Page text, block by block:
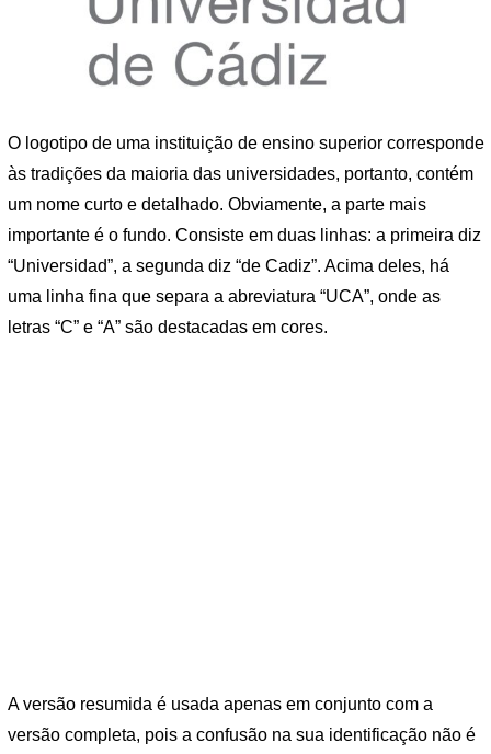
O logotipo de uma instituição de ensino superior corresponde
às tradições da maioria das universidades, portanto, contém
um nome curto e detalhado. Obviamente, a parte mais
importante é o fundo. Consiste em duas linhas: a primeira diz
“Universidad”, a segunda diz “de Cadiz”. Acima deles, há
uma linha fina que separa a abreviatura “UCA”, onde as
letras “C” e “A” são destacadas em cores.
A versão resumida é usada apenas em conjunto com a
versão completa, pois a confusão na sua identificação não é